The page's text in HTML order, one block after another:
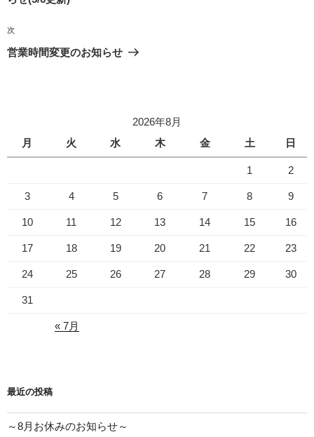
ゲ
ー
次
の
次
営業時間変更のお知らせ
2026年8月
月
火 水 木 金 土 日
1 2
3 4 5 6 7 8 9
10 11 12 13 14 15 16
17 18 19 20 21 22 23
24 25 26 27 28 29 30
31
« 7月
最近の投稿
～8月お休みのお知らせ～